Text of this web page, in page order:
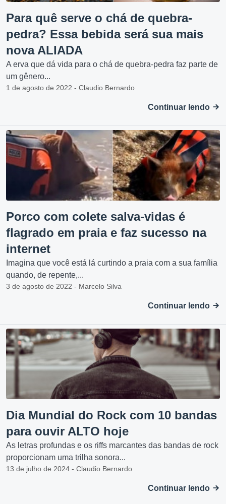
Para quê serve o chá de quebra-
pedra? Essa bebida será sua mais
nova ALIADA
A erva que dá vida para o chá de quebra-pedra faz parte de
um gênero...
1 de agosto de 2022 - Claudio Bernardo
Continuar lendo
Porco com colete salva-vidas é
flagrado em praia e faz sucesso na
internet
Imagina que você está lá curtindo a praia com a sua família
quando, de repente,...
3 de agosto de 2022 - Marcelo Silva
Continuar lendo
Dia Mundial do Rock com 10 bandas
para ouvir ALTO hoje
As letras profundas e os riffs marcantes das bandas de rock
proporcionam uma trilha sonora...
13 de julho de 2024 - Claudio Bernardo
Continuar lendo